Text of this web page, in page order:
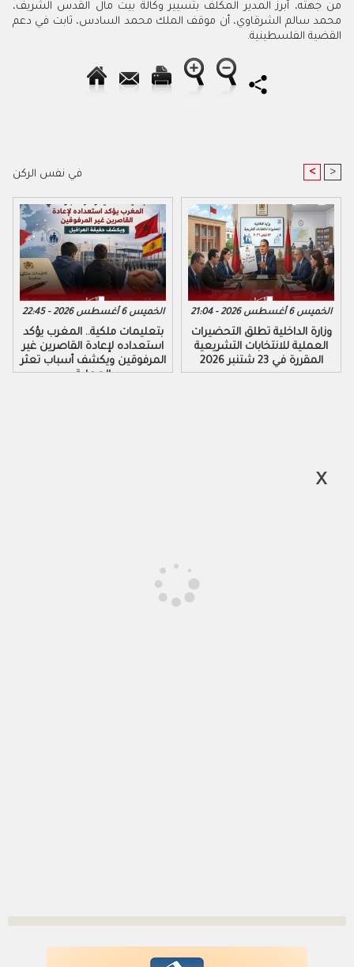
من جهته، أبرز المدير المكلف بتسيير وكالة بيت مال القدس الشريف،
محمد سالم الشرقاوي، أن موقف الملك محمد السادس، ثابت في دعم
القضية الفلسطينية.
في نفس الركن < >
الخميس 6 أغسطس 2026 - 22:45
بتعليمات ملكية.. المغرب يؤكد
استعداده لإعادة القاصرين غير
المرفوقين ويكشف أسباب تعثر
العملية
الخميس 6 أغسطس 2026 - 21:04
وزارة الداخلية تطلق التحضيرات
العملية للانتخابات التشريعية
المقررة في 23 شتنبر 2026